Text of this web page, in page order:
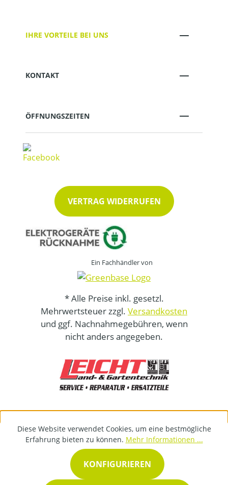
IHRE VORTEILE BEI UNS
KONTAKT
ÖFFNUNGSZEITEN
VERTRAG WIDERRUFEN
Ein Fachhändler von
* Alle Preise inkl. gesetzl.
Mehrwertsteuer zzgl. Versandkosten
und ggf. Nachnahmegebühren, wenn
nicht anders angegeben.
Diese Website verwendet Cookies, um eine bestmögliche
Erfahrung bieten zu können. Mehr Informationen ...
KONFIGURIEREN